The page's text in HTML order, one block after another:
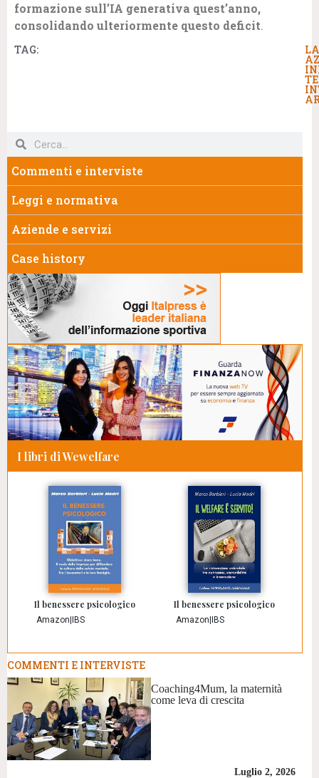
formazione sull’IA generativa quest’anno,
consolidando ulteriormente questo deficit.
TAG:
Commenti e interviste
Leggi e normativa
Aziende e servizi
Case history
I libri di Wewelfare
Il benessere psicologico
Amazon IBS
Il benessere psicologico
Amazon IBS
COMMENTI E INTERVISTE
Coaching4Mum, la maternità
come leva di crescita
Luglio 2, 2026